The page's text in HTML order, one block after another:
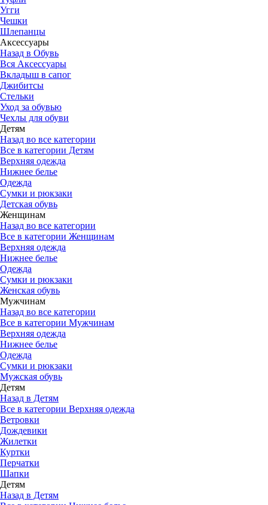
Угги
Чешки
Шлепанцы
Аксессуары
Назад в Обувь
Вся Аксессуары
Вкладыш в сапог
Джибитсы
Стельки
Уход за обувью
Чехлы для обуви
Детям
Назад во все категории
Все в категории Детям
Верхняя одежда
Нижнее белье
Одежда
Сумки и рюкзаки
Детская обувь
Женщинам
Назад во все категории
Все в категории Женщинам
Верхняя одежда
Нижнее белье
Одежда
Сумки и рюкзаки
Женская обувь
Мужчинам
Назад во все категории
Все в категории Мужчинам
Верхняя одежда
Нижнее белье
Одежда
Сумки и рюкзаки
Мужская обувь
Детям
Назад в Детям
Все в категории Верхняя одежда
Ветровки
Дождевики
Жилетки
Куртки
Перчатки
Шапки
Детям
Назад в Детям